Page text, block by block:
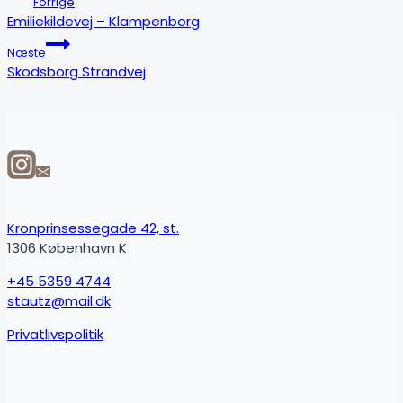
Emiliekildevej – Klampenborg
Næste
Skodsborg Strandvej
Kronprinsessegade 42, st.
1306 København K
+45 5359 4744
stautz@mail.dk
Privatlivspolitik